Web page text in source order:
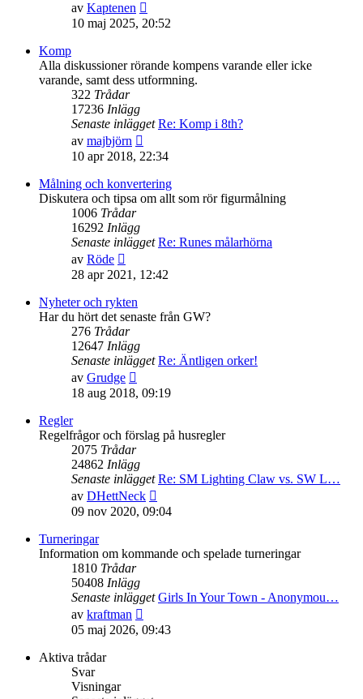
av Kaptenen
till
inlägget
10 maj 2025, 20:52
Komp
Alla diskussioner rörande kompens varande eller icke
varande, samt dess utformning.
322 Trådar
17236 Inlägg
Senaste inlägget Re: Komp i 8th?
av majbjörn
till
senaste
inlägget
10 apr 2018, 22:34
Målning och konvertering
Diskutera och tipsa om allt som rör figurmålning
1006 Trådar
16292 Inlägg
Senaste inlägget Re: Runes målarhörna
av Röde
till
det
senaste
inlägget
28 apr 2021, 12:42
Nyheter och rykten
Har du hört det senaste från GW?
276 Trådar
12647 Inlägg
Senaste inlägget Re: Äntligen orker!
av Grudge
till
det
inlägget
18 aug 2018, 09:19
Regler
Regelfrågor och förslag på husregler
2075 Trådar
24862 Inlägg
Senaste inlägget Re: SM Lighting Claw vs. SW L…
av DHettNeck
till
inlägget
09 nov 2020, 09:04
Turneringar
Information om kommande och spelade turneringar
1810 Trådar
50408 Inlägg
Senaste inlägget Girls In Your Town - Anonymou…
av kraftman
till
05 maj 2026, 09:43
Aktiva trådar
Svar
Visningar